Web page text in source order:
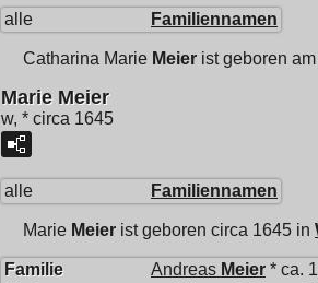
alle Familiennamen
Catharina Marie Meier ist geboren
Marie Meier
w, * circa 1645
alle Familiennamen
Marie Meier ist geboren circa 1645 in
Familie Andreas Meier * ca.